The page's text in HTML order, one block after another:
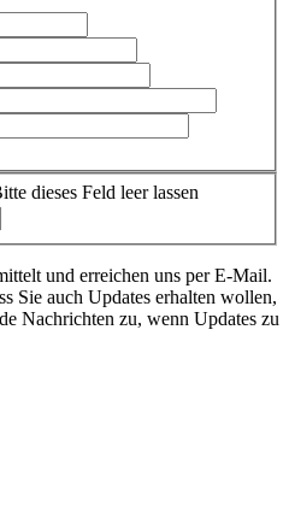
dieses Feld leer lassen
und erreichen uns per E-Mail.
Sie auch Updates erhalten wollen,
Nachrichten zu, wenn Updates zu